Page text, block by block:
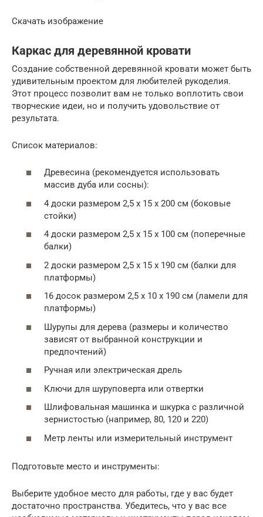
Скачать изображение
Каркас для деревянной кровати
Создание собственной деревянной кровати может быть
удивительным проектом для любителей рукоделия.
Этот процесс позволит вам не только воплотить свои
творческие идеи, но и получить удовольствие от
результата.
Список материалов:
Древесина (рекомендуется использовать
массив дуба или сосны):
4 доски размером 2,5 х 15 х 200 см (боковые
стойки)
4 доски размером 2,5 х 15 х 100 см (поперечные
балки)
2 доски размером 2,5 х 15 х 190 см (балки для
платформы)
16 досок размером 2,5 х 10 х 190 см (ламели для
платформы)
Шурупы для дерева (размеры и количество
зависят от выбранной конструкции и
предпочтений)
Ручная или электрическая дрель
Ключи для шуруповерта или отвертки
Шлифовальная машинка и шкурка с различной
зернистостью (например, 80, 120 и 220)
Метр ленты или измерительный инструмент
Подготовьте место и инструменты:
Выберите удобное место для работы, где у вас будет
достаточно пространства. Убедитесь, что у вас все